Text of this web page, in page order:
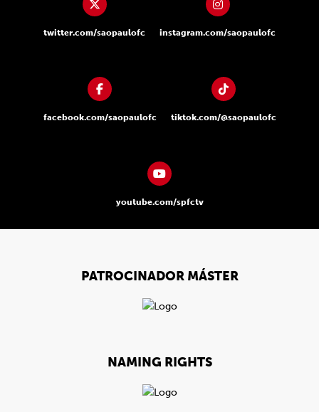
twitter.com/saopaulofc instagram.com/saopaulofc
facebook.com/saopaulofc tiktok.com/@saopaulofc
youtube.com/spfctv
PATROCINADOR MÁSTER
NAMING RIGHTS